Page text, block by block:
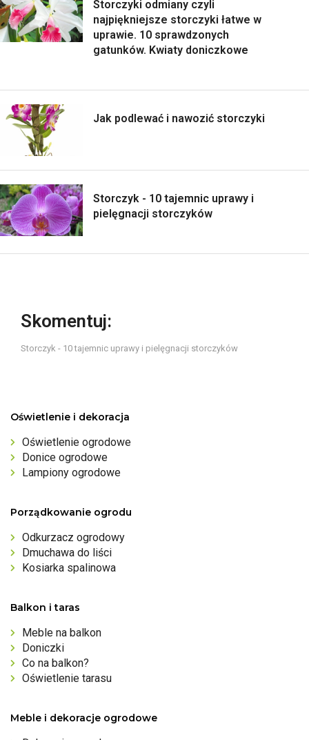
Storczyki odmiany czyli
najpiękniejsze storczyki łatwe w
uprawie. 10 sprawdzonych
gatunków. Kwiaty doniczkowe
Jak podlewać i nawozić storczyki
Storczyk - 10 tajemnic uprawy i
pielęgnacji storczyków
Skomentuj:
Storczyk - 10 tajemnic uprawy i pielęgnacji storczyków
Oświetlenie i dekoracja
Oświetlenie ogrodowe
Donice ogrodowe
Lampiony ogrodowe
Porządkowanie ogrodu
Odkurzacz ogrodowy
Dmuchawa do liści
Kosiarka spalinowa
Balkon i taras
Meble na balkon
Doniczki
Co na balkon?
Oświetlenie tarasu
Meble i dekoracje ogrodowe